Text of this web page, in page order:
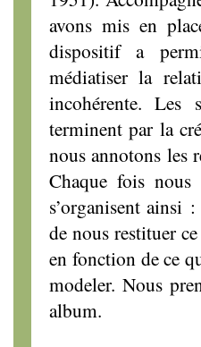
avons mis en
dispositif a
médiatiser la
incohérente. Les
terminent par la
nous annotons les
Chaque fois
s’organisent ainsi
de nous restituer
en fonction de ce
modeler. Nous
album.